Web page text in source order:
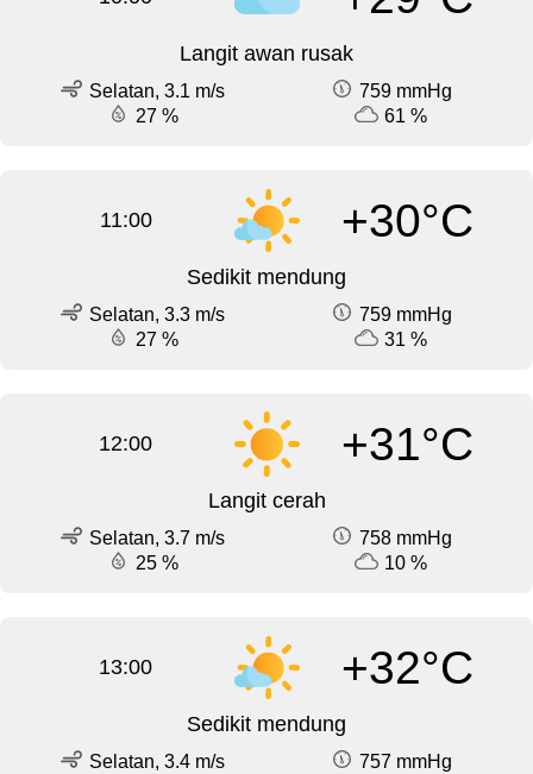
Langit awan rusak
Selatan, 3.1 m/s
759 mmHg
27 %
61 %
11:00 +30°C
Sedikit mendung
Selatan, 3.3 m/s
759 mmHg
27 %
31 %
12:00 +31°C
Langit cerah
Selatan, 3.7 m/s
758 mmHg
25 %
10 %
13:00 +32°C
Sedikit mendung
Selatan, 3.4 m/s
757 mmHg